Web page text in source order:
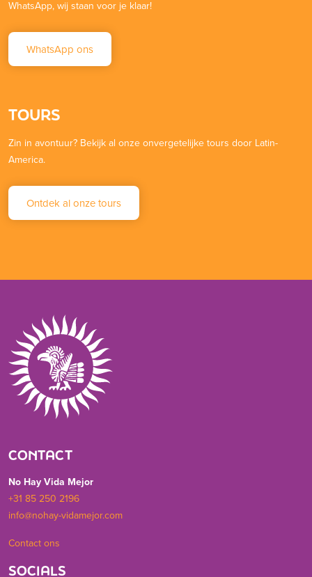
WhatsApp, wij staan voor je klaar!
WhatsApp ons
TOURS
Zin in avontuur? Bekijk al onze onvergetelijke tours door Latin-
America.
Ontdek al onze tours
CONTACT
No Hay Vida Mejor
+31 85 250 2196
info@nohay-vidamejor.com
Contact ons
SOCIALS